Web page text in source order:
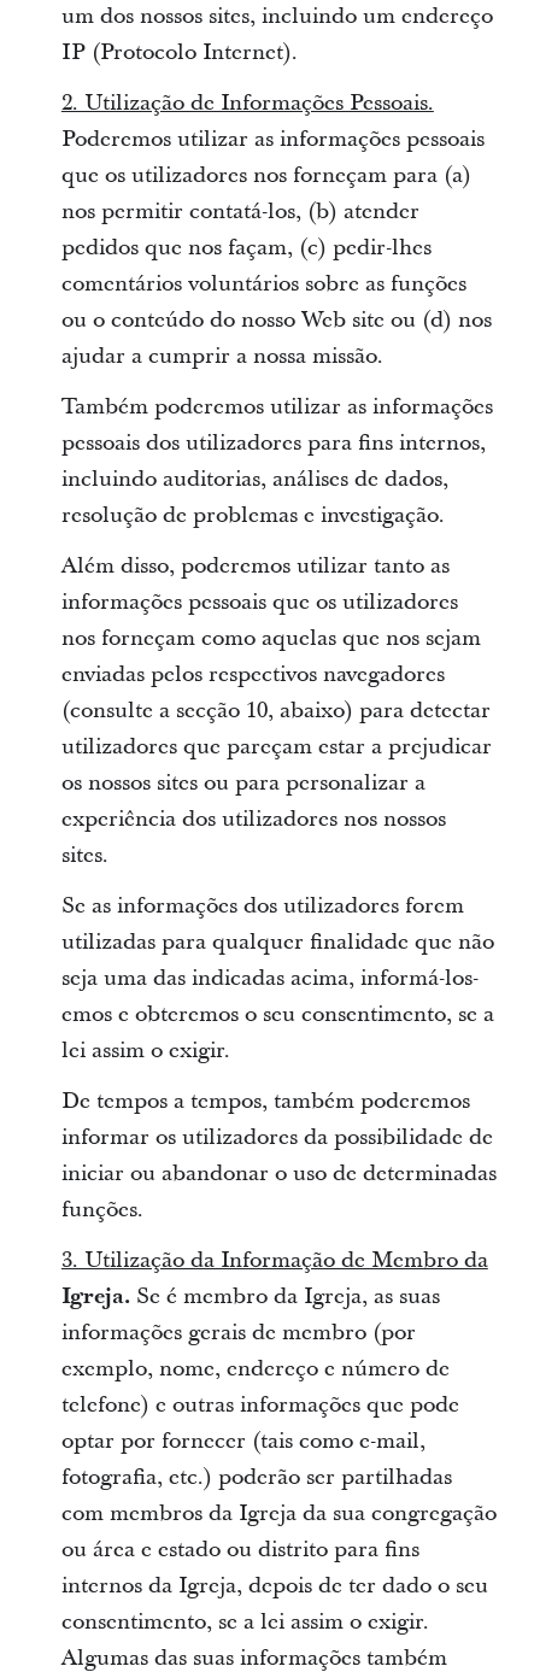
um dos nossos sites, incluindo um endereço
IP (Protocolo Internet).
2. Utilização de Informações Pessoais.
Poderemos utilizar as informações pessoais
que os utilizadores nos forneçam para (a)
nos permitir contatá-los, (b) atender
pedidos que nos façam, (c) pedir-lhes
comentários voluntários sobre as funções
ou o conteúdo do nosso Web site ou (d) nos
ajudar a cumprir a nossa missão.
Também poderemos utilizar as informações
pessoais dos utilizadores para fins internos,
incluindo auditorias, análises de dados,
resolução de problemas e investigação.
Além disso, poderemos utilizar tanto as
informações pessoais que os utilizadores
nos forneçam como aquelas que nos sejam
enviadas pelos respectivos navegadores
(consulte a secção 10, abaixo) para detectar
utilizadores que pareçam estar a prejudicar
os nossos sites ou para personalizar a
experiência dos utilizadores nos nossos
sites.
Se as informações dos utilizadores forem
utilizadas para qualquer finalidade que não
seja uma das indicadas acima, informá-los-
emos e obteremos o seu consentimento, se a
lei assim o exigir.
De tempos a tempos, também poderemos
informar os utilizadores da possibilidade de
iniciar ou abandonar o uso de determinadas
funções.
3. Utilização da Informação de Membro da
Igreja.Se é membro da Igreja, as suas
informações gerais de membro (por
exemplo, nome, endereço e número de
telefone) e outras informações que pode
optar por fornecer (tais como e-mail,
fotografia, etc.) poderão ser partilhadas
com membros da Igreja da sua congregação
ou área e estado ou distrito para fins
internos da Igreja, depois de ter dado o seu
consentimento, se a lei assim o exigir.
Algumas das suas informações também